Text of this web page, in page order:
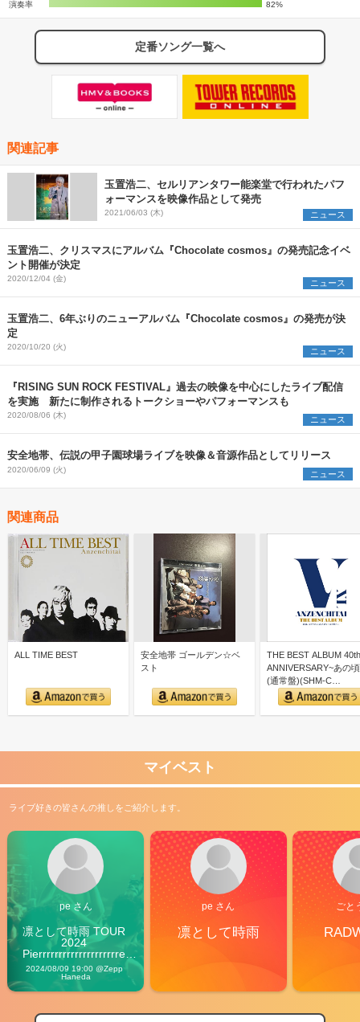
演奏率 82%
定番ソング一覧へ
関連記事
玉置浩二、セルリアンタワー能楽堂で行われたパフ
ォーマンスを映像作品として発売
2021/06/03 (木) ニュース
玉置浩二、クリスマスにアルバム『Chocolate cosmos』の発売記念イベ
ント開催が決定
2020/12/04 (金) ニュース
玉置浩二、6年ぶりのニューアルバム『Chocolate cosmos』の発売が決
定
2020/10/20 (火) ニュース
『RISING SUN ROCK FESTIVAL』過去の映像を中心にしたライブ配信
を実施 新たに制作されるトークショーやパフォーマンスも
2020/08/06 (木) ニュース
安全地帯、伝説の甲子園球場ライブを映像＆音源作品としてリリース
2020/06/09 (火) ニュース
関連商品
ALL TIME BEST
安全地帯 ゴールデン☆ベ
スト
THE BEST ALBUM 40th
ANNIVERSARY~あの
(通常盤)(SHM-C…
マイベスト
ライブ好きの皆さんの推しをご紹介します。
pe さん
凛として時雨 TOUR
2024
Pierrrrrrrrrrrrrrrrrrrre
Vibes
2024/08/09 19:00 @Zepp
Haneda
pe さん
凛として時雨
ごと